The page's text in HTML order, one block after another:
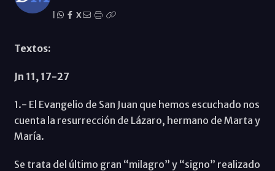
X
Textos:
Jn 11, 17-27
1.- El Evangelio de San Juan que hemos escuchado nos
cuenta la resurrección de Lázaro, hermano de Marta y
María.
Se trata del último gran “milagro” y “signo” realizado